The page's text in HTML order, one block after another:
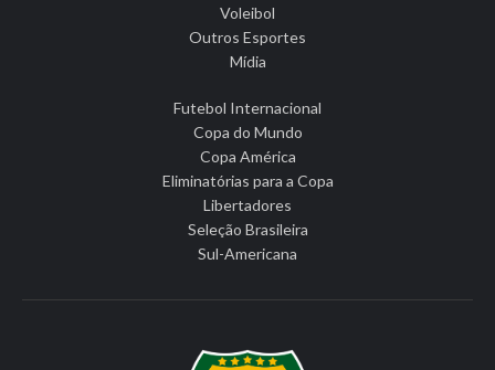
Voleibol
Outros Esportes
Mídia
Futebol Internacional
Copa do Mundo
Copa América
Eliminatórias para a Copa
Libertadores
Seleção Brasileira
Sul-Americana